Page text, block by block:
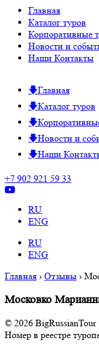
Главная
Каталог туров
Корпоративные
Новости и
Наши Контакты
Главная
Каталог туров
Новости и
Наши
+7 902 921 59 33
RU
ENG
RU
ENG
Главная › Отзывы ›
Московко
© 2026 BigRussianTour
Номер в реестре